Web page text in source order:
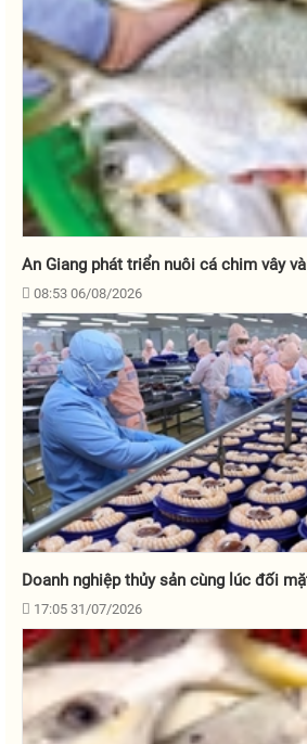
An Giang phát triển nuôi cá chim vây
08:53 06/08/2026
Doanh nghiệp thủy sản cùng lúc đối
17:05 31/07/2026